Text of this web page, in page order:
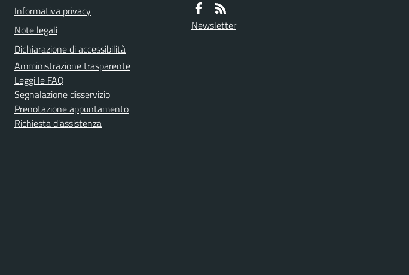
Informativa privacy
Note legali
Dichiarazione di accessibilità
Amministrazione trasparente
Leggi le FAQ
Segnalazione disservizio
Prenotazione appuntamento
Richiesta d'assistenza
Newsletter